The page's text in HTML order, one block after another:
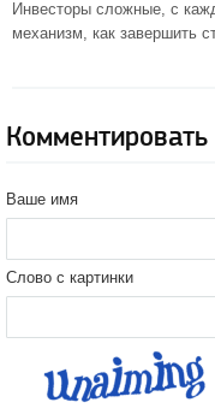
Инвесторы сложные, с
механизм, как завершить
Комментировать
Ваше имя
Слово с картинки